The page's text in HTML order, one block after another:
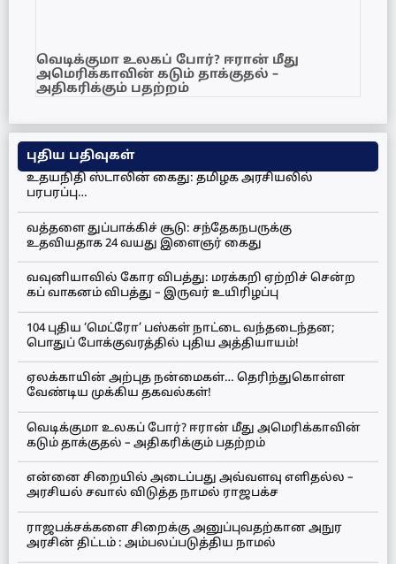
வெடிக்குமா உலகப் போர்? ஈரான் மீது
அமெரிக்காவின் கடும் தாக்குதல் –
அதிகரிக்கும் பதற்றம்
புதிய பதிவுகள்
உதயநிதி ஸ்டாலின் கைது: தமிழக அரசியலில்
பரபரப்பு…
வத்தளை துப்பாக்கிச் சூடு: சந்தேகநபருக்கு
உதவியதாக 24 வயது இளைஞர் கைது
வவுனியாவில் கோர விபத்து: மரக்கறி ஏற்றிச் சென்ற
கப் வாகனம் விபத்து – இருவர் உயிரிழப்பு
104 புதிய ‘மெட்ரோ’ பஸ்கள் நாட்டை வந்தடைந்தன;
பொதுப் போக்குவரத்தில் புதிய அத்தியாயம்!
ஏலக்காயின் அற்புத நன்மைகள்… தெரிந்துகொள்ள
வேண்டிய முக்கிய தகவல்கள்!
வெடிக்குமா உலகப் போர்? ஈரான் மீது அமெரிக்காவின்
கடும் தாக்குதல் – அதிகரிக்கும் பதற்றம்
என்னை சிறையில் அடைப்பது அவ்வளவு எளிதல்ல –
அரசியல் சவால் விடுத்த நாமல் ராஜபக்ச
ராஜபக்சக்களை சிறைக்கு அனுப்புவதற்கான அநுர
அரசின் திட்டம் : அம்பலப்படுத்திய நாமல்